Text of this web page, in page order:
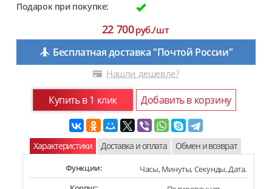
Подарок при покупке:
22 700руб./шт
Бесплатная доставка "Почтой России"
Нашли дешевле?
Купить в 1 клик Добавить в корзину
Характеристики Доставка и оплата Обмен и возврат
Функции:
Часы, Минуты, Секунды, Дата.